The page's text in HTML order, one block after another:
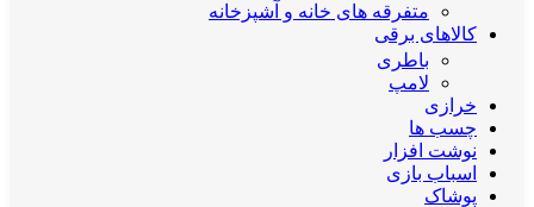
متفرقه های خانه و آشپزخانه
کالاهای برقی
باطری
لامپ
خرازی
چسب ها
نوشت افزار
اسباب بازی
پوشاک